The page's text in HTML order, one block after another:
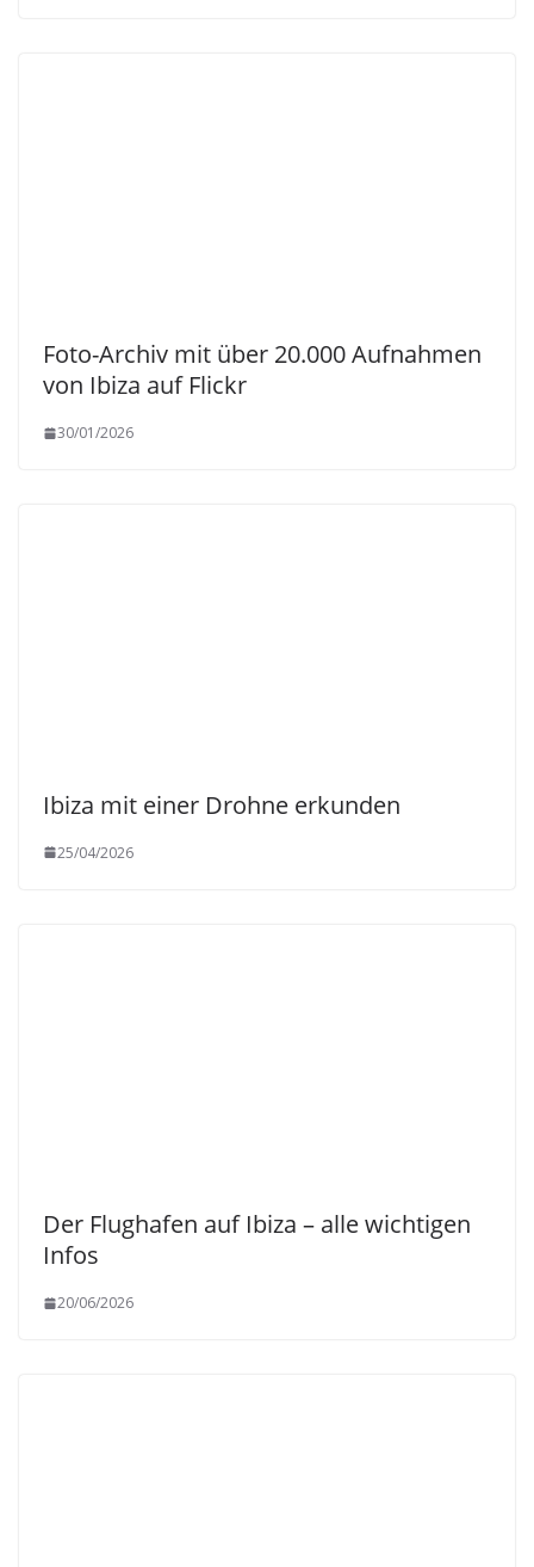
Foto-Archiv mit über 20.000 Aufnahmen
von Ibiza auf Flickr
30/01/2026
Ibiza mit einer Drohne erkunden
25/04/2026
Der Flughafen auf Ibiza – alle wichtigen
Infos
20/06/2026